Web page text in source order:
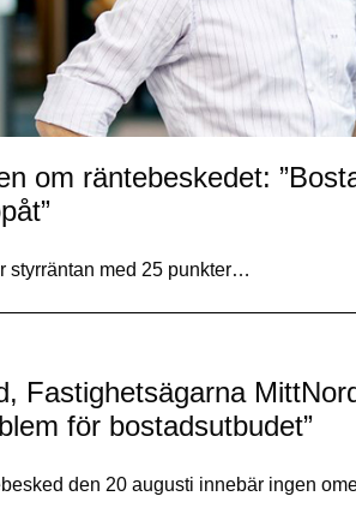
om räntebeskedet:
styrräntan med 25 punkter…
Fastighetsägarna
för bostadsutbudet”
den 20 augusti innebär ingen